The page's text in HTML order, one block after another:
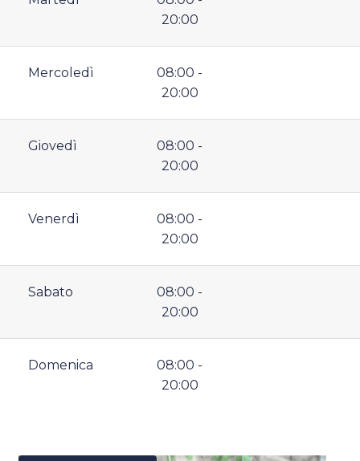
20:00
Mercoledì
08:00 -
20:00
Giovedì
08:00 -
20:00
Venerdì
08:00 -
20:00
Sabato
08:00 -
20:00
Domenica
08:00 -
20:00